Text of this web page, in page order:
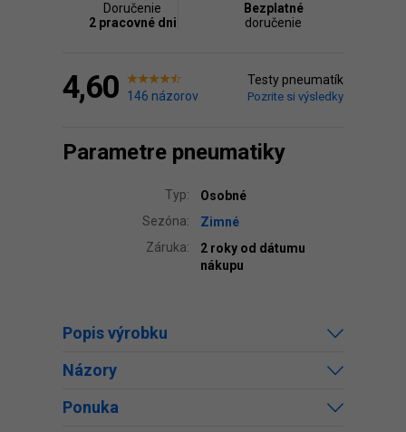
Doručenie
2 pracovné dni
Bezplatné
doručenie
4,60 146 názorov
Testy pneumatík
Pozrite si výsledky
Parametre pneumatiky
Typ:
Osobné
Sezóna:
Zimné
Záruka:
2 roky od dátumu
nákupu
Popis výrobku
Názory
Ponuka